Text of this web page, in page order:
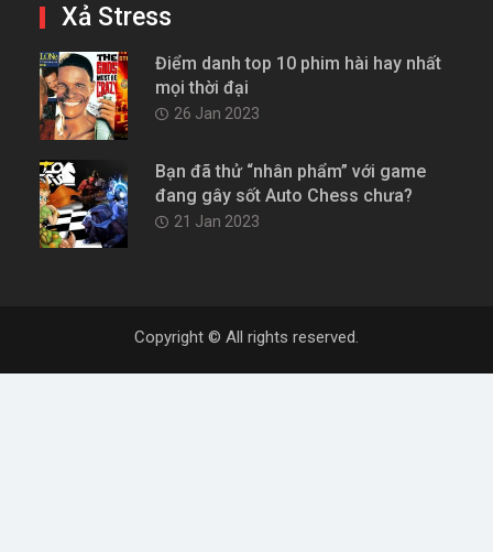
Xả Stress
Điểm danh top 10 phim hài hay nhất
mọi thời đại
26 Jan 2023
Bạn đã thử “nhân phẩm” với game
đang gây sốt Auto Chess chưa?
21 Jan 2023
Copyright © All rights reserved.